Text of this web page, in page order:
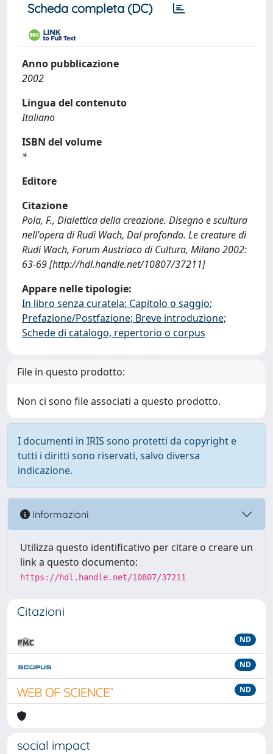
Scheda completa (DC)
Anno pubblicazione
2002
Lingua del contenuto
Italiano
ISBN del volume
*
Editore
Citazione
Pola, F., Dialettica della creazione. Disegno e scultura
nell'opera di Rudi Wach, Dal profondo. Le creature di
Rudi Wach, Forum Austriaco di Cultura, Milano 2002:
63-69 [http://hdl.handle.net/10807/37211]
Appare nelle tipologie:
In libro senza curatela: Capitolo o saggio;
Prefazione/Postfazione; Breve introduzione;
Schede di catalogo, repertorio o corpus
File in questo prodotto:
Non ci sono file associati a questo prodotto.
I documenti in IRIS sono protetti da copyright e
tutti i diritti sono riservati, salvo diversa
indicazione.
Informazioni
Utilizza questo identificativo per citare o creare un
link a questo documento:
https://hdl.handle.net/10807/37211
Citazioni
ND
ND
ND
social impact